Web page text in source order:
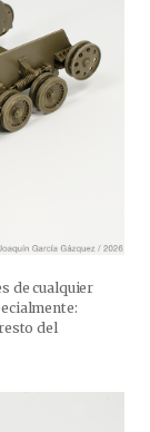
de cualquier
del